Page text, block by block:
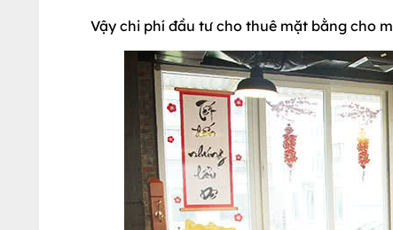
Vậy chi phí đầu tư cho thuê mặt bằng cho